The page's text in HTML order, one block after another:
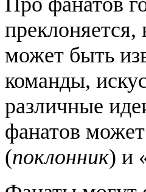
преклоняется,
может быть
команды,
различные
фанатов
(поклонник) и